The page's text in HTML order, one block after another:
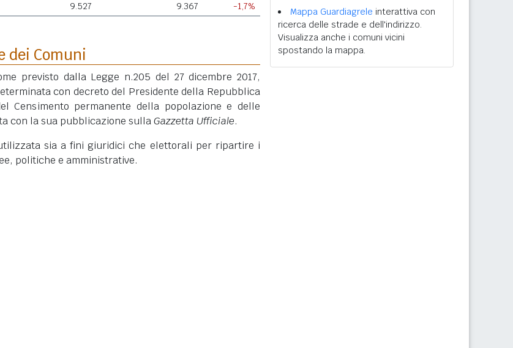
9.527 9.367 -1,7%
dei Comuni
previsto dalla Legge n.205 del 27 dicembre 2017,
con decreto del Presidente della Repubblica
Censimento permanente della popolazione e delle
con la sua pubblicazione sullaGazzetta Ufficiale.
sia a fini giuridici che elettorali per ripartire i
politiche e amministrative.
Mappa Guardiagrele interattiva con
ricerca delle strade e dell'indirizzo.
Visualizza anche i comuni vicini
spostando la mappa.